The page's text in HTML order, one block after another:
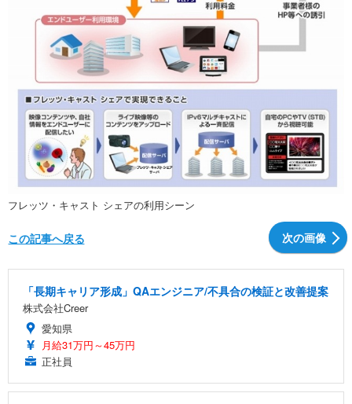
フレッツ・キャスト シェアの利用シーン
次の画像
この記事へ戻る
「長期キャリア形成」QAエンジニア/不具合の検証と改善提案
株式会社Creer
愛知県
月給31万円～45万円
正社員